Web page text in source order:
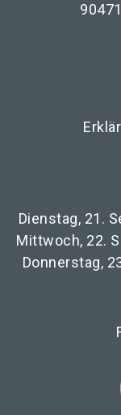
Dienstag, 21.
Mittwoch, 22.
Donnerstag,